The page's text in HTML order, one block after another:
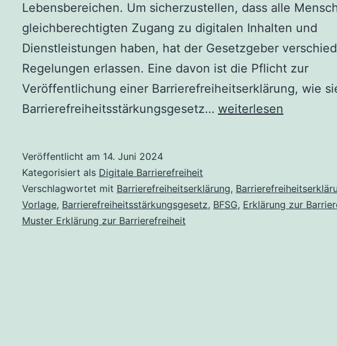
Lebensbereichen. Um sicherzustellen, dass alle
gleichberechtigten Zugang zu digitalen Inhalten und
Dienstleistungen haben, hat der Gesetzgeber
Regelungen erlassen. Eine davon ist die Pflicht zur
Veröffentlichung einer Barrierefreiheitserklärung, wie
Barrierefreiheitsstärkungsgesetz…
Muster,
Vorlagen
weiterlesen
Veröffentlicht am 14. Juni 2024
Kategorisiert als Digitale Barrierefreiheit
Verschlagwortet mit Barrierefreiheitserklärung,
Vorlage, Barrierefreiheitsstärkungsgesetz, BFSG, Erklärung zur
Muster Erklärung zur Barrierefreiheit